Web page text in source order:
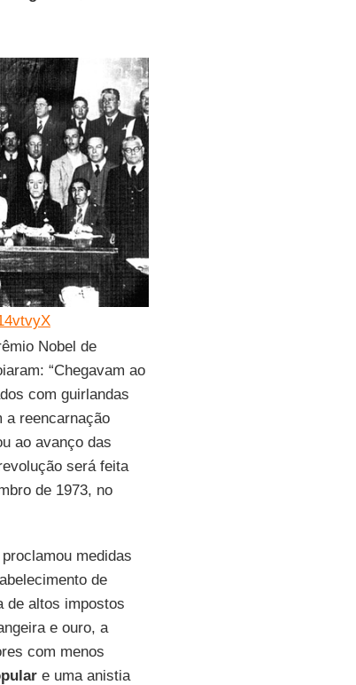
Nobel de
“Chegavam ao
com guirlandas
a reencarnação
ao avanço das
será feita
de 1973, no
medidas
de
de altos impostos
e ouro, a
com menos
e uma anistia